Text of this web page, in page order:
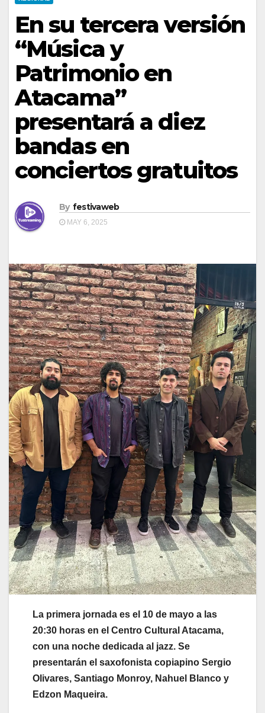
En su tercera versión
“Música y
Patrimonio en
Atacama”
presentará a diez
bandas en
conciertos gratuitos
By festivaweb
MAY 6, 2025
La primera jornada es el 10 de mayo a las
20:30 horas en el Centro Cultural Atacama,
con una noche dedicada al jazz. Se
presentarán el saxofonista copiapino Sergio
Olivares, Santiago Monroy, Nahuel Blanco y
Edzon Maqueira.